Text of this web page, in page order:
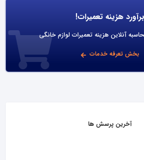
برآورد هزینه تعمیرات!
آنلاین هزینه تعمیرات لوازم خانگی
بخش تعرفه خدمات
آخرین پرسش ها